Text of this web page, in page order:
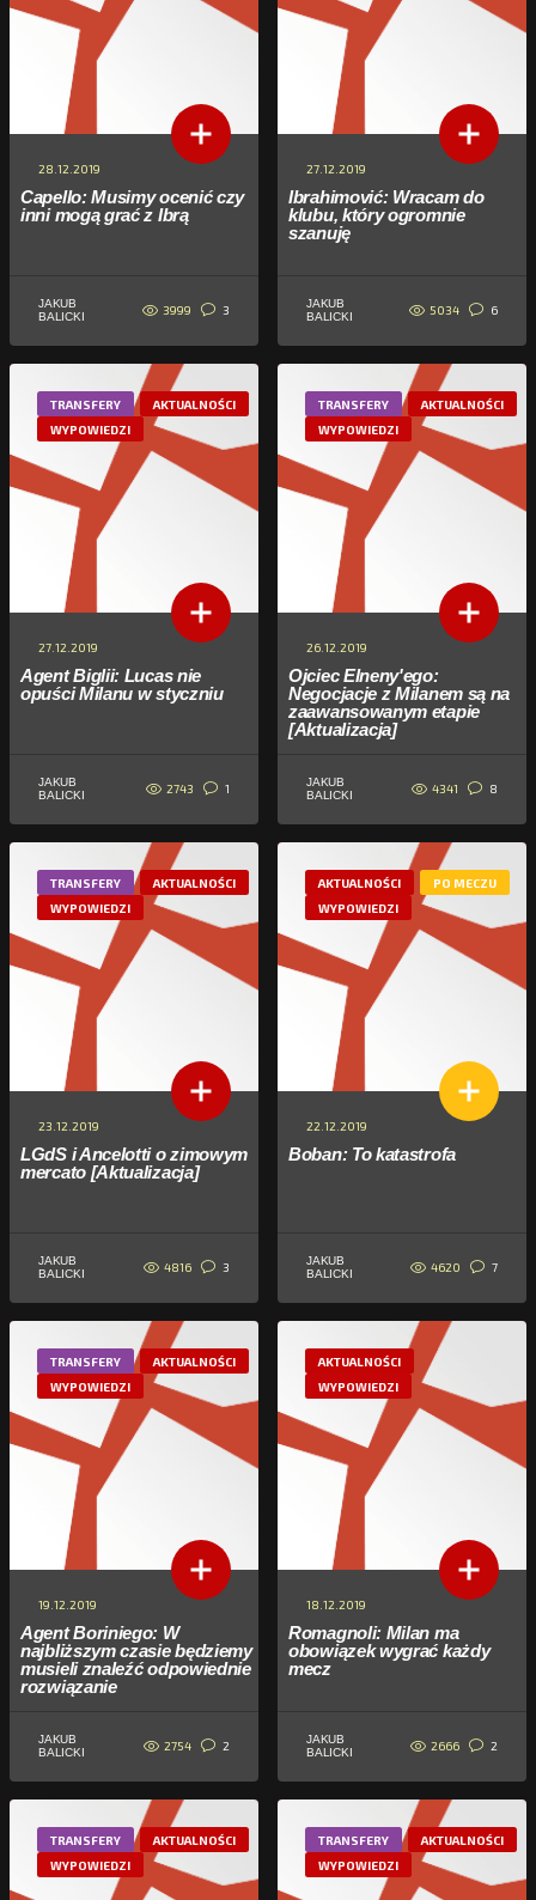
28.12.2019
Capello: Musimy ocenić czy
inni mogą grać z Ibrą
JAKUB
BALICKI
3999 3
27.12.2019
Ibrahimović: Wracam do
klubu, który ogromnie
szanuję
JAKUB
BALICKI
5034 6
TRANSFERY
AKTUALNOŚCI
WYPOWIEDZI
27.12.2019
Agent Biglii: Lucas nie
opuści Milanu w styczniu
JAKUB
BALICKI
2743 1
TRANSFERY
AKTUALNOŚCI
WYPOWIEDZI
26.12.2019
Ojciec Elneny'ego:
Negocjacje z Milanem są na
zaawansowanym etapie
[Aktualizacja]
JAKUB
BALICKI
4341 8
TRANSFERY
AKTUALNOŚCI
WYPOWIEDZI
23.12.2019
LGdS i Ancelotti o zimowym
mercato [Aktualizacja]
JAKUB
BALICKI
4816 3
AKTUALNOŚCI
PO MECZU
WYPOWIEDZI
22.12.2019
Boban: To katastrofa
JAKUB
BALICKI
4620 7
TRANSFERY
AKTUALNOŚCI
WYPOWIEDZI
19.12.2019
Agent Boriniego: W
najbliższym czasie będziemy
musieli znaleźć odpowiednie
rozwiązanie
JAKUB
BALICKI
2754 2
AKTUALNOŚCI
WYPOWIEDZI
18.12.2019
Romagnoli: Milan ma
obowiązek wygrać każdy
mecz
JAKUB
BALICKI
2666 2
TRANSFERY
AKTUALNOŚCI
WYPOWIEDZI
TRANSFERY
AKTUALNOŚCI
WYPOWIEDZI